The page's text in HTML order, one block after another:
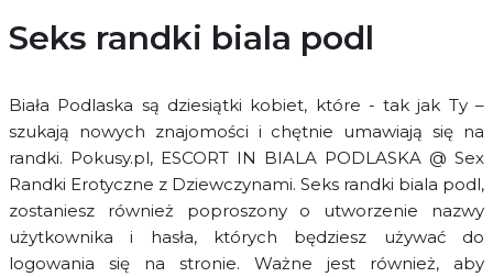
Seks randki biala podl
Biała Podlaska są dziesiątki kobiet, które - tak jak Ty –
szukają nowych znajomości i chętnie umawiają się na
randki. Pokusy.pl, ESCORT IN BIALA PODLASKA @ Sex
Randki Erotyczne z Dziewczynami. Seks randki biala podl,
zostaniesz również poproszony o utworzenie nazwy
użytkownika i hasła, których będziesz używać do
logowania się na stronie. Ważne jest również, aby